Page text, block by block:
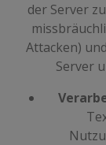
der Server
Attacken)
Server